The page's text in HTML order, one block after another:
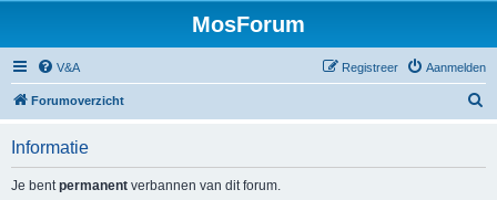
MosForum
V&A Aanmelden
Registreer
Forumoverzicht
Informatie
Je bentpermanent verbannen van dit forum.